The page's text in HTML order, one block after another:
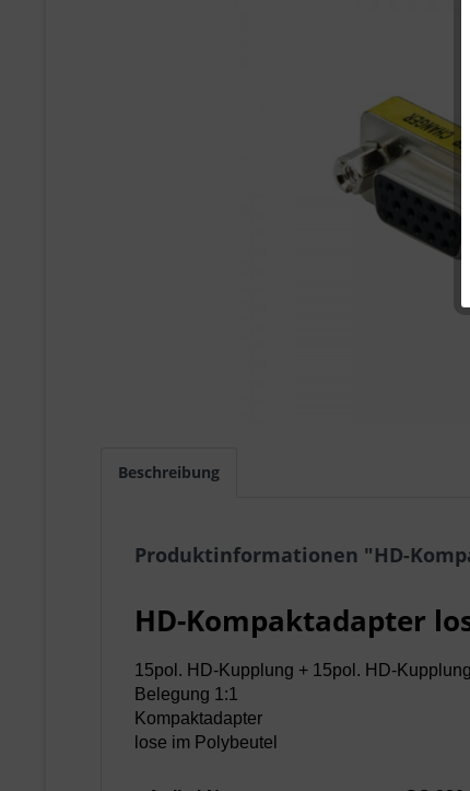
Beschreibung
Produktinformationen "HD-
HD-Kompaktadapter
15pol. HD-Kupplung + 15pol. HD-Kupplung
Belegung 1:1
Kompaktadapter
lose im Polybeutel